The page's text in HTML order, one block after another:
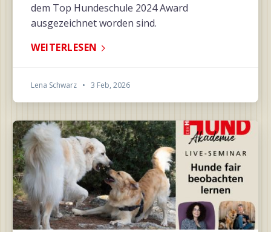
dem Top Hundeschule 2024 Award
ausgezeichnet worden sind.
WEITERLESEN
Lena Schwarz • 3 Feb, 2026